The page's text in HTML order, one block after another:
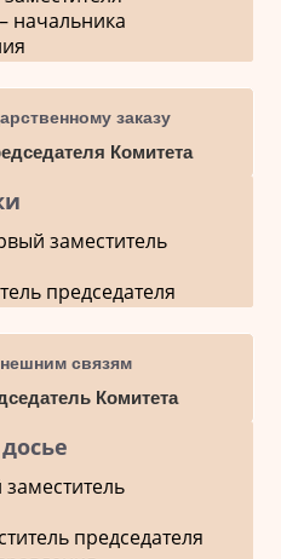
начальника
заказу
Комитета
заместитель
председателя
связям
Комитета
председателя